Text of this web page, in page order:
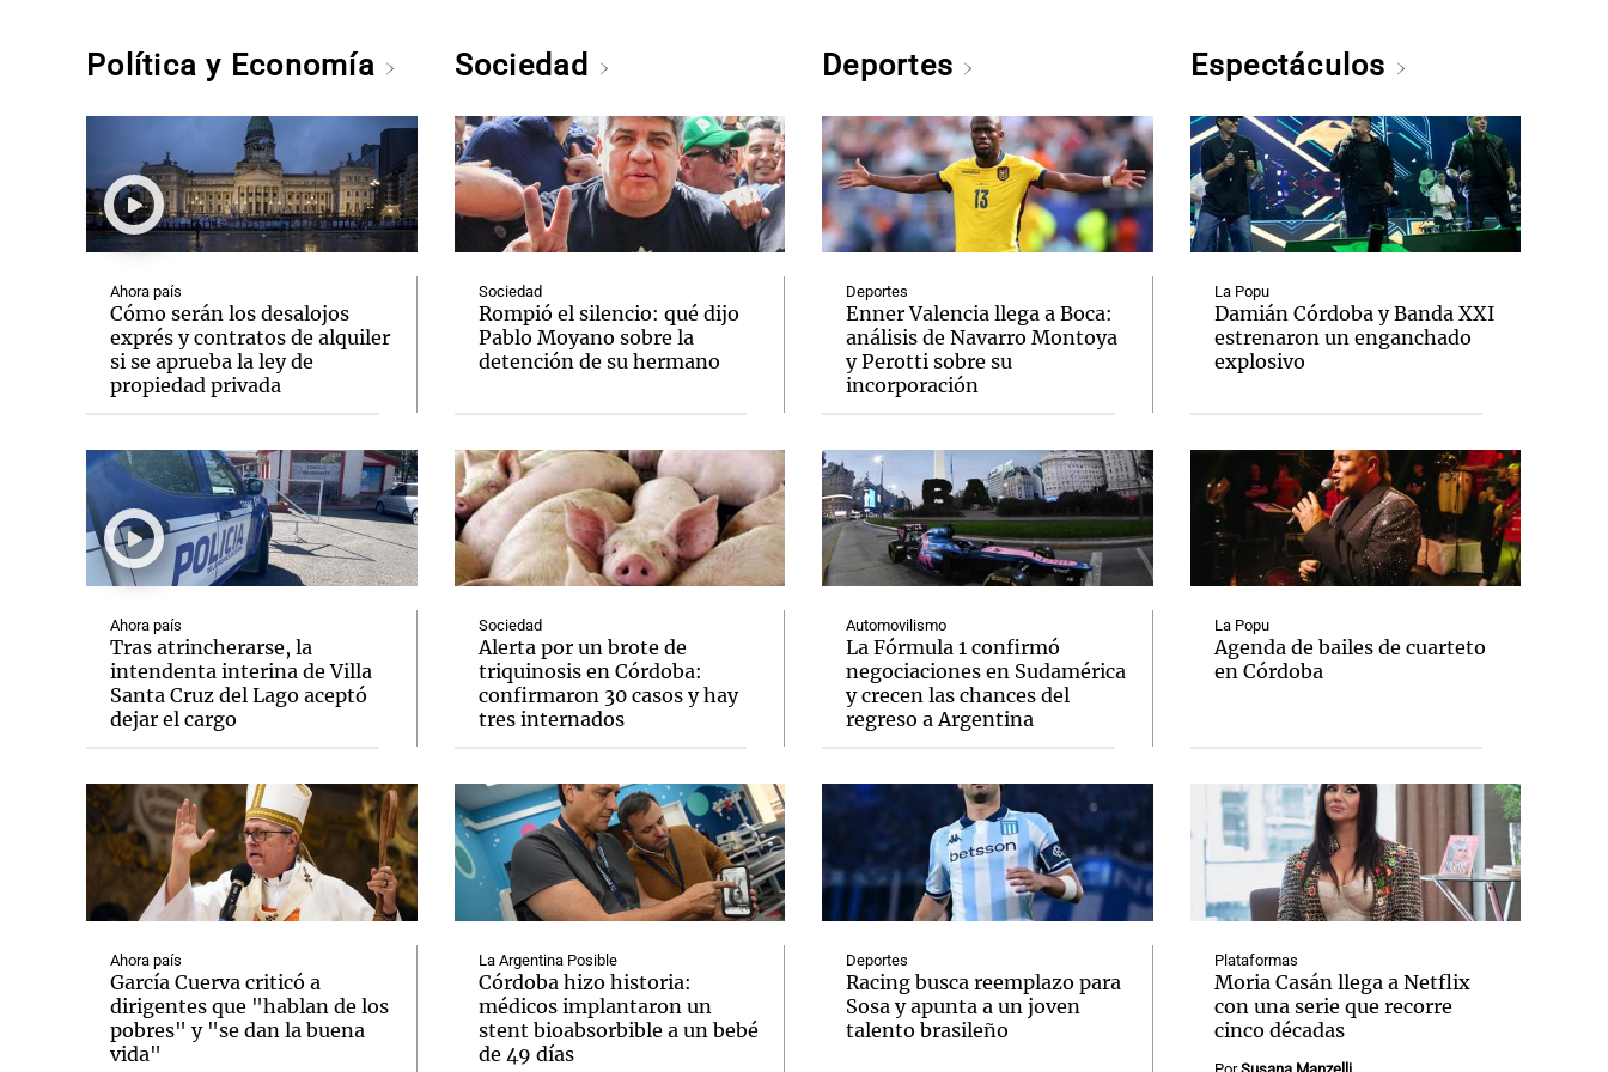
Política y Economía
Ahora país
Cómo serán los desalojos
exprés y contratos de alquiler
si se aprueba la ley de
propiedad privada
Ahora país
Tras atrincherarse, la
intendenta interina de Villa
Santa Cruz del Lago aceptó
dejar el cargo
Ahora país
García Cuerva criticó a
dirigentes que "hablan de los
pobres" y "se dan la buena
vida"
Sociedad
Sociedad
Rompió el silencio: qué dijo
Pablo Moyano sobre la
detención de su hermano
Sociedad
Alerta por un brote de
triquinosis en Córdoba:
confirmaron 30 casos y hay
tres internados
La Argentina Posible
Córdoba hizo historia:
médicos implantaron un
stent bioabsorbible a un bebé
de 49 días
Deportes
Deportes
Enner Valencia llega a Boca:
análisis de Navarro Montoya
y Perotti sobre su
incorporación
Automovilismo
La Fórmula 1 confirmó
negociaciones en Sudamérica
y crecen las chances del
regreso a Argentina
Deportes
Racing busca reemplazo para
Sosa y apunta a un joven
talento brasileño
Espectáculos
La Popu
Damián Córdoba y Banda XXI
estrenaron un enganchado
explosivo
La Popu
Agenda de bailes de cuarteto
en Córdoba
Plataformas
Moria Casán llega a Netflix
con una serie que recorre
cinco décadas
Notas Notas
El huracán de Arequito
Notas
Cadena 3 en Groenlandia